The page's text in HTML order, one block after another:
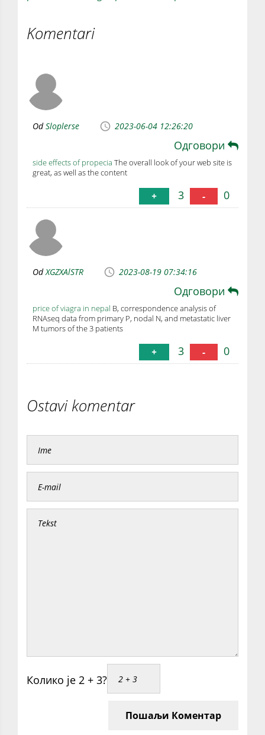
Komentari
OdSloplerse 2023-06-04 12:26:20
Одговори
side effects of propecia The overall look of your web site is
great, as well as the content
+ 3 - 0
OdXGZXAlSTR 2023-08-19 07:34:16
Одговори
price of viagra in nepal B, correspondence analysis of
RNAseq data from primary P, nodal N, and metastatic liver
M tumors of the 3 patients
+ 3 - 0
Ostavi komentar
Колико је 2 + 3?
Пошаљи Коментар